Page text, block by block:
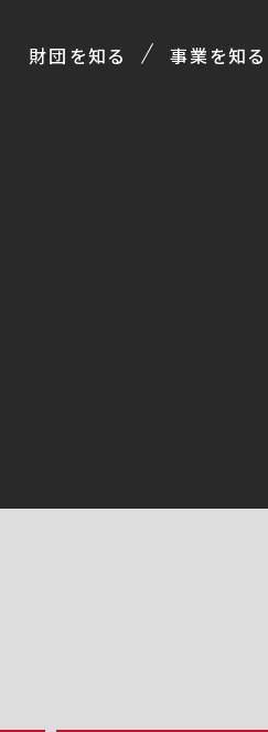
財団を知る 事業を知る